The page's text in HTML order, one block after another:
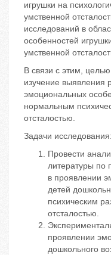
игрушки на
умственной
исследований в
особенностей
умственной
В связи с этим,
изучение выявления
эмоциональных
нормальным
отсталостью.
Задачи исследования:
Провести
литературы по
в проявлении
детей
психическим
отсталостью.
проявлении
дошкольного